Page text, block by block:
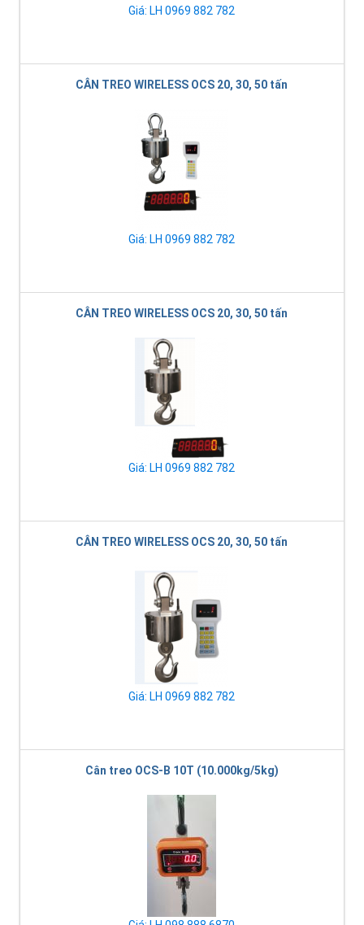
Giá: LH 0969 882 782
CÂN TREO WIRELESS OCS 20, 30, 50 tấn
Giá: LH 0969 882 782
CÂN TREO WIRELESS OCS 20, 30, 50 tấn
Giá: LH 0969 882 782
CÂN TREO WIRELESS OCS 20, 30, 50 tấn
Giá: LH 0969 882 782
Cân treo OCS-B 10T (10.000kg/5kg)